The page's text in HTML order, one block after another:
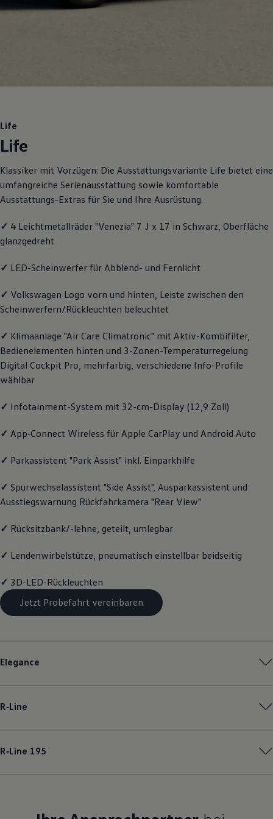
Motorenöl und Flüssigkeiten
Volkswagen Teile
Schutz und Pflege
Handy und Fahrzeug verbinden
Updates für Software, Karten und Radio
Über Ihr Auto
Vorgängermodelle
Volkswagen Kundenbetreuung
Digitale Betriebsanleitung
Live Beratung
Lifestyle
Transport
Familie
Volkswagen R
Pannen- und Unfallhilfe
Volkswagen Kundenbetreuung
Life
Life
Klassiker mit Vorzügen: Die Ausstattungsvariante Life bietet eine
umfangreiche Serienausstattung sowie komfortable
Ausstattungs-Extras für Sie und Ihre Ausrüstung.
✓ 4 Leichtmetallräder "Venezia" 7 J x 17 in Schwarz, Oberfläche
glanzgedreht
✓ LED-Scheinwerfer für Abblend- und Fernlicht
✓ Volkswagen Logo vorn und hinten, Leiste zwischen den
Scheinwerfern/Rückleuchten beleuchtet
✓ Klimaanlage "Air Care Climatronic" mit Aktiv-Kombifilter,
Bedienelementen hinten und 3-Zonen-Temperaturregelung
Digital Cockpit Pro, mehrfarbig, verschiedene Info-Profile
wählbar
✓ Infotainment-System mit 32-cm-Display (12,9 Zoll)
✓ App‑Connect Wireless für Apple CarPlay und Android Auto
✓ Parkassistent "Park Assist" inkl. Einparkhilfe
✓ Spurwechselassistent "Side Assist", Ausparkassistent und
Ausstiegswarnung Rückfahrkamera "Rear View"
✓ Rücksitzbank/-lehne, geteilt, umlegbar
✓ Lendenwirbelstütze, pneumatisch einstellbar beidseitig
✓ 3D-LED-Rückleuchten
Jetzt Probefahrt vereinbaren
Elegance
R‑Line
R‑Line 195